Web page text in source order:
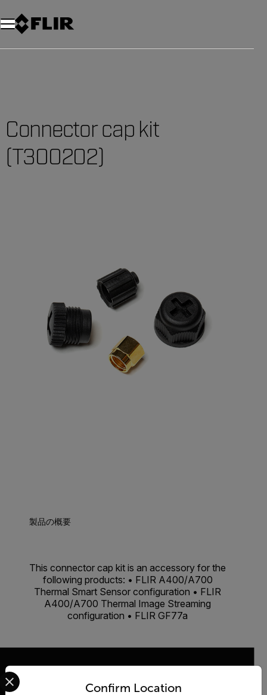
Connector cap kit
(T300202)
製品の概要
This connector cap kit is an accessory for the
following products: • FLIR A400/A700
Thermal Smart Sensor configuration • FLIR
A400/A700 Thermal Image Streaming
configuration • FLIR GF77a
Confirm Location
Select your preferred country and language from the